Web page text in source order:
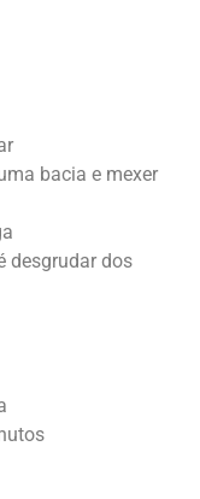
bacia e mexer
desgrudar dos